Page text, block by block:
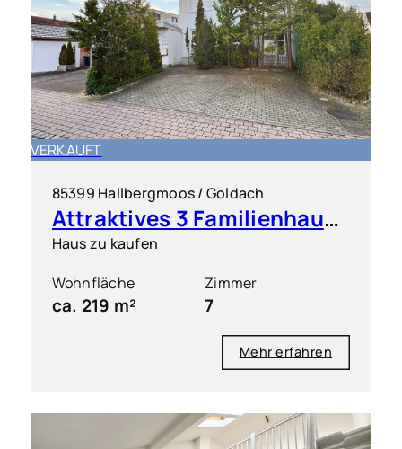
VERKAUFT
85399 Hallbergmoos / Goldach
Attraktives 3 Familienhaus in ruhiger Lage
Haus zu kaufen
Wohnfläche
ca. 219 m²
Zimmer
7
Mehr erfahren